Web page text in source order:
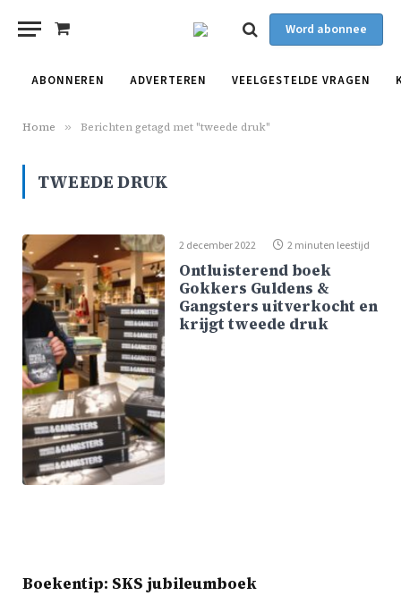
Shopping
Word abonnee
ABONNEREN ADVERTEREN VEELGESTELDE VRAGEN
Home » Berichten getagd met "tweede druk"
TWEEDE DRUK
2 december 2022 2 minuten leestijd
Ontluisterend boek
Gokkers Guldens &
Gangsters uitverkocht en
krijgt tweede druk
Boekentip: SKS jubileumboek